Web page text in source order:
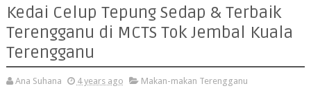
Kedai Celup Tepung Sedap & Terbaik
Terengganu di MCTS Tok Jembal Kuala
Terengganu
Ana Suhana 4 years ago Makan-makan Terengganu